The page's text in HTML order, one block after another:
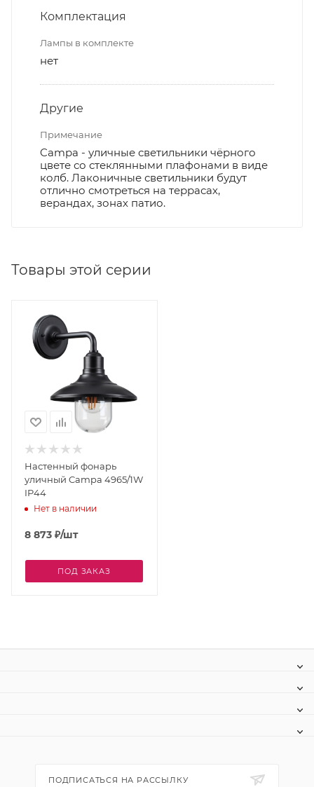
Комплектация
Лампы в комплекте
нет
Другие
Примечание
Campa - уличные светильники чёрного
цвете со стеклянными плафонами в виде
колб. Лаконичные светильники будут
отлично смотреться на террасах,
верандах, зонах патио.
Товары этой серии
Настенный фонарь
уличный Campa 4965/1W
IP44
Нет в наличии
8 873 ₽/шт
ПОД ЗАКАЗ
ПОДПИСАТЬСЯ НА РАССЫЛКУ